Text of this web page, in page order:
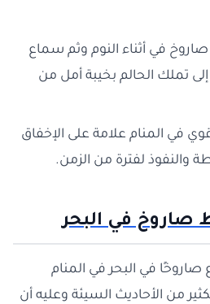
في أثناء النوم وثم سماع
تملك الحالم بخيبة أمل من
المنام علامة على الإخفاق
والنفوذ لفترة من الزمن.
في البحر
صاروخًا في البحر في المنام
من الأحاديث السيئة وعليه أن